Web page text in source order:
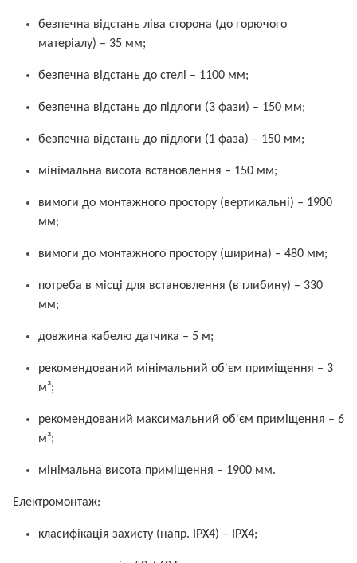
безпечна відстань ліва сторона (до горючого
матеріалу) – 35 мм;
безпечна відстань до стелі – 1100 мм;
безпечна відстань до підлоги (3 фази) – 150 мм;
безпечна відстань до підлоги (1 фаза) – 150 мм;
мінімальна висота встановлення – 150 мм;
вимоги до монтажного простору (вертикальні) – 1900
мм;
вимоги до монтажного простору (ширина) – 480 мм;
потреба в місці для встановлення (в глибину) – 330
мм;
довжина кабелю датчика – 5 м;
рекомендований мінімальний об'єм приміщення – 3
м³;
рекомендований максимальний об'єм приміщення – 6
м³;
мінімальна висота приміщення – 1900 мм.
Електромонтаж:
класифікація захисту (напр. IPX4) – IPX4;